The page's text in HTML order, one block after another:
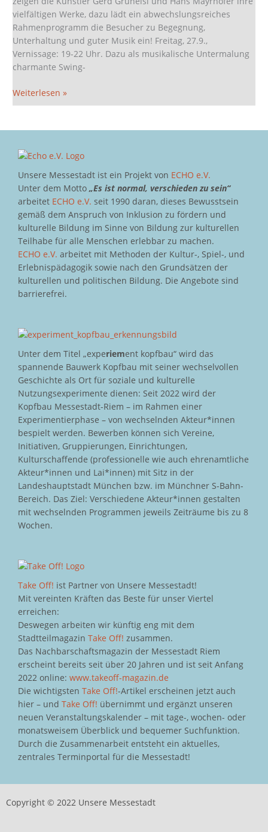
vielfältigen Werke, dazu lädt ein abwechslungsreiches
Rahmenprogramm die Besucher zu Begegnung,
Unterhaltung und guter Musik ein! Freitag, 27.9.,
Vernissage: 19-22 Uhr. Dazu als musikalische Untermalung
charmante Swing-
Weiterlesen »
Unsere Messestadt ist ein Projekt von ECHO e.V.
Unter dem Motto „Es ist normal, verschieden zu sein“
arbeitet ECHO e.V. seit 1990 daran, dieses Bewusstsein
gemäß dem Anspruch von Inklusion zu fördern und
kulturelle Bildung im Sinne von Bildung zur kulturellen
Teilhabe für alle Menschen erlebbar zu machen.
ECHO e.V. arbeitet mit Methoden der Kultur-, Spiel-, und
Erlebnispädagogik sowie nach den Grundsätzen der
kulturellen und politischen Bildung. Die Angebote sind
barrierefrei.
Unter dem Titel „experiement kopfbau“ wird das
spannende Bauwerk Kopfbau mit seiner wechselvollen
Geschichte als Ort für soziale und kulturelle
Nutzungsexperimente dienen: Seit 2022 wird der
Kopfbau Messestadt-Riem – im Rahmen einer
Experimentierphase – von wechselnden Akteur*innen
bespielt werden. Bewerben können sich Vereine,
Initiativen, Gruppierungen, Einrichtungen,
Kulturschaffende (professionelle wie auch ehrenamtliche
Akteur*innen und Lai*innen) mit Sitz in der
Landeshauptstadt München bzw. im Münchner S-Bahn-
Bereich. Das Ziel: Verschiedene Akteur*innen gestalten
mit wechselnden Programmen jeweils Zeiträume bis zu 8
Wochen.
Take Off! ist Partner von Unsere Messestadt!
Mit vereinten Kräften das Beste für unser Viertel
erreichen:
Deswegen arbeiten wir künftig eng mit dem
Stadtteilmagazin Take Off! zusammen.
Das Nachbarschaftsmagazin der Messestadt Riem
erscheint bereits seit über 20 Jahren und ist seit Anfang
2022 online: www.takeoff-magazin.de
Die wichtigsten Take Off!-Artikel erscheinen jetzt auch
hier – und Take Off! übernimmt und ergänzt unseren
neuen Veranstaltungskalender – mit tage-, wochen- oder
monatsweisem Überblick und bequemer Suchfunktion.
Durch die Zusammenarbeit entsteht ein aktuelles,
zentrales Terminportal für die Messestadt!
Copyright © 2022 Unsere Messestadt